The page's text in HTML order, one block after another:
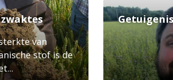
van
stof is de